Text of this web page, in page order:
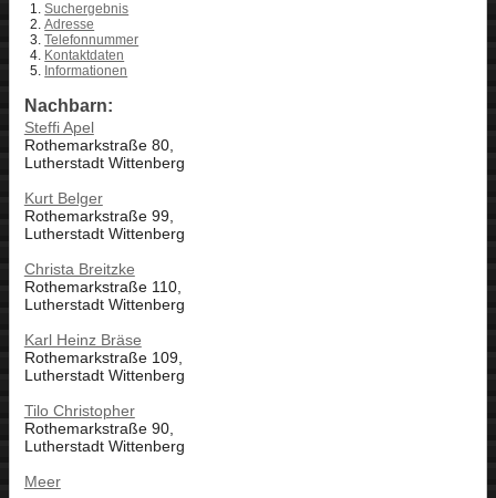
Suchergebnis
Adresse
Telefonnummer
Kontaktdaten
Informationen
Nachbarn:
Steffi Apel
Rothemarkstraße 80,
Lutherstadt Wittenberg
Kurt Belger
Rothemarkstraße 99,
Lutherstadt Wittenberg
Christa Breitzke
Rothemarkstraße 110,
Lutherstadt Wittenberg
Karl Heinz Bräse
Rothemarkstraße 109,
Lutherstadt Wittenberg
Tilo Christopher
Rothemarkstraße 90,
Lutherstadt Wittenberg
Meer